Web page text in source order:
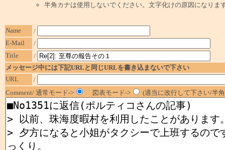
半角カナは使用しないでください。文字化けの原因になりま
Name
/
E-Mail
/
Title
/
メッセージ中には下記URLと同じURLを書き込まないで下さい
URL
/
Comment/ 通常モード->
図表モード-> (適当に改行して下さい/半